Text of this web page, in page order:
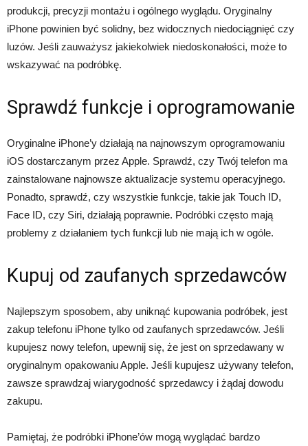
produkcji, precyzji montażu i ogólnego wyglądu. Oryginalny
iPhone powinien być solidny, bez widocznych niedociągnięć czy
luzów. Jeśli zauważysz jakiekolwiek niedoskonałości, może to
wskazywać na podróbkę.
Sprawdź funkcje i oprogramowanie
Oryginalne iPhone’y działają na najnowszym oprogramowaniu
iOS dostarczanym przez Apple. Sprawdź, czy Twój telefon ma
zainstalowane najnowsze aktualizacje systemu operacyjnego.
Ponadto, sprawdź, czy wszystkie funkcje, takie jak Touch ID,
Face ID, czy Siri, działają poprawnie. Podróbki często mają
problemy z działaniem tych funkcji lub nie mają ich w ogóle.
Kupuj od zaufanych sprzedawców
Najlepszym sposobem, aby uniknąć kupowania podróbek, jest
zakup telefonu iPhone tylko od zaufanych sprzedawców. Jeśli
kupujesz nowy telefon, upewnij się, że jest on sprzedawany w
oryginalnym opakowaniu Apple. Jeśli kupujesz używany telefon,
zawsze sprawdzaj wiarygodność sprzedawcy i żądaj dowodu
zakupu.
Pamiętaj, że podróbki iPhone’ów mogą wyglądać bardzo